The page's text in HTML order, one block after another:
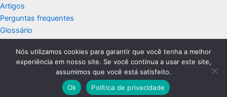
Artigos
Perguntas frequentes
Glossário
Copyright © 2026 Portal Índice
Nós utilizamos cookies para garantir que você tenha a melhor
experiência em nosso site. Se você continua a usar este site,
assumimos que você está satisfeito.
Ok
Política de privacidade